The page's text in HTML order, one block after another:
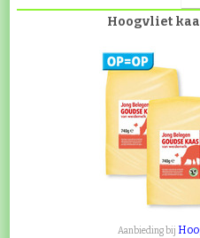
Hoogvliet
Aanbieding bij